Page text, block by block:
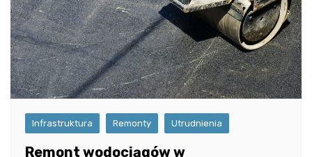
Infrastruktura Remonty Utrudnienia
Remont wodociągów w